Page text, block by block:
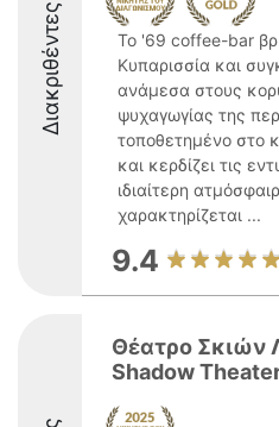
Διακριθέντες
Το '69 coffee-bar
Κυπαρισσία και
ανάμεσα στους
ψυχαγωγίας της
τοποθετημένο στο
και κερδίζει τις
ιδιαίτερη
χαρακτηρίζεται ...
9.4
Θέατρο Σκιών
Shadow